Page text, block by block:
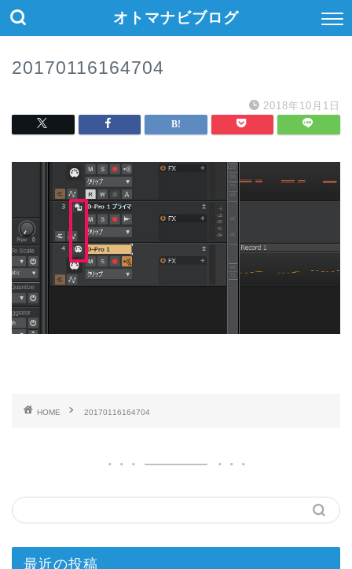
オトマナビブログ
20170116164704
2018年10月1日
HOME 20170116164704
最近の投稿